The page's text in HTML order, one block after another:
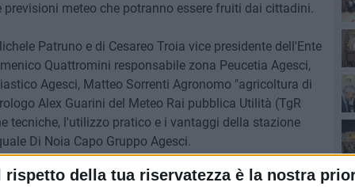
rispetto della tua riservatezza è la nostra
meteo che potranno essere fruiti dai cittadini.
Patruno e di Cesareo Troia vice presidente dell'Ente
Quattromini responsabile zona Peucetia Agesci,
Agesci, Matteo Sorrenti Agronomo "agricoltura di
Alex Guarini del Meteo Rai pubblica Utilità (TgR
tecniche, l'utilizzo pratico e i vantaggi della stazione
Di Noia Capo Gruppo Agesci.
sulla terrazza della propria sede, in via san Leo n.6,